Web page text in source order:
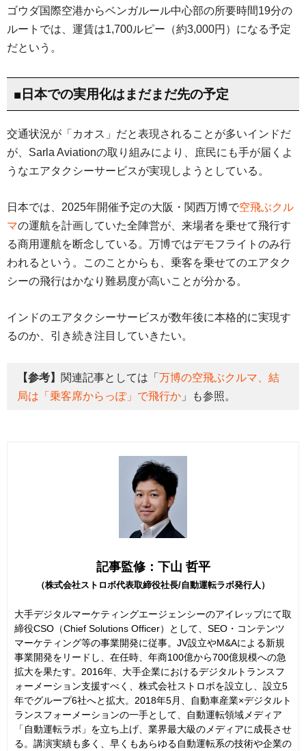
ゴウダ国際空港からベンガルール中心部の所要時間19分の
ルートでは、運賃は1,700ルピー（約3,000円）になる予定
だという。
■日本での実用化はまだまだ先の予定
交通状況が「カオス」だと表現されることが多いインドだ
が、Sarla Aviationの取り組みにより、庶民にも手が届くよ
うなエアタクシーサービスが実現しようとしている。
日本では、2025年開催予定の大阪・関西万博で空飛ぶクル
マの運航を計画していた全陣営が、来場者を乗せて飛行す
る商用運航を断念している。万博ではデモフライトのみ行
われるという。このことからも、乗客を乗せてのエアタク
シーの飛行はかなり難易度が高いことが分かる。
インドのエアタクシーサービスが数年後に本格的に実現す
るのか、引き続き注目していきたい。
【参考】 関連記事としては「 万博の空飛ぶクルマ、結
局は「乗客席からっぽ」で飛行か 」も参照。
記事監修：下山 哲平
（株式会社ストロボ代表取締役社長/自動運転ラボ発行人）
大手デジタルマーケティングエージェンシーのアイレップにて取
締役CSO（Chief Solutions Officer）として、SEO・コンテンツ
マーケティング等の事業開発に従事。JV設立やM&Aによる新規
事業開発をリードし、在任時、年商100億から700億規模への急
拡大を果たす。2016年、大手企業におけるデジタルトランスフ
ォーメーション支援すべく、株式会社ストロボを設立し、設立5
年でグループ6社へと拡大。2018年5月、自動車産業×デジタルト
ランスフォーメーションの一手として、自動運転領域メディア
「自動運転ラボ」を立ち上げ、業界最大級のメディアに成長させ
る。講演実績も多く、早くもあらゆる自動運転系の技術や企業の